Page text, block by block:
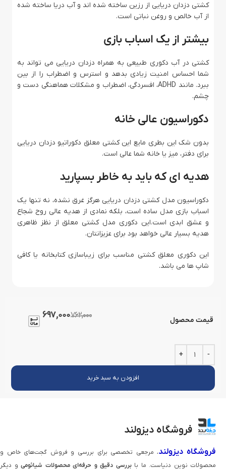
کشتی دزدان دریایی از رزین ساخته شده اند و آب دریا ساخته شده
از آب خالص و روغن نباتی است.
بیشتر از یک اسباب بازی
کشتی در آب دکوری طبیعی به همراه دزدان دریایی می تواند به
شما احساس امنیت زیادی بدهد و استرس و اضطراب را از بین
ببرد. مانند ADHD، افسردگی، اضطراب و مشکلات هماهنگی دست و
چشم.
دکوراسیون عالی خانه
بدون شک این بطری مایع این کشتی معلق دکوراتیو دزدان دریایی
برای دفتر، میز یا خانه شما عالی است.
هدیه ای که باید به خاطر بسپارید
دکوراسیون مدل کشتی دزدان دریایی هرگز غرق نشده، نه تنها یک
اسباب بازی مدل ساده است، بلکه نمادی از هدیه عالی روح شجاع
و عشق ابدی است.این دکوری مدل کشتی معلق از نظز ظاهری
هدیه بسیار عالی خواهد بود برای عزیزانتان.
این دکوری معلق کشتی مناسب برای زیباسازی کتابخانه یا کافی
شاپ ها می باشد.
قیمت محصول 697,000762,000
افزودن به سبد خرید
فروشگاه دیزولند
فروشگاه دیزولند، مرجعی تخصصی برای بررسی و فروش گجت‌های خاص و
محصولات نوین دنیاست. ما بابررسی دقیق و حرفه‌ای محصولات شیائومی و دیگر